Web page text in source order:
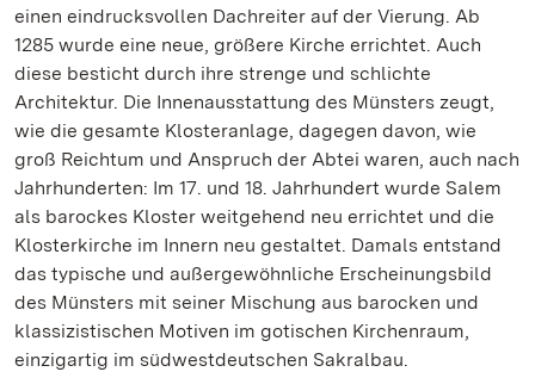
einen eindrucksvollen Dachreiter auf der Vierung. Ab
1285 wurde eine neue, größere Kirche errichtet. Auch
diese besticht durch ihre strenge und schlichte
Architektur. Die Innenausstattung des Münsters zeugt,
wie die gesamte Klosteranlage, dagegen davon, wie
groß Reichtum und Anspruch der Abtei waren, auch nach
Jahrhunderten: Im 17. und 18. Jahrhundert wurde Salem
als barockes Kloster weitgehend neu errichtet und die
Klosterkirche im Innern neu gestaltet. Damals entstand
das typische und außergewöhnliche Erscheinungsbild
des Münsters mit seiner Mischung aus barocken und
klassizistischen Motiven im gotischen Kirchenraum,
einzigartig im südwestdeutschen Sakralbau.